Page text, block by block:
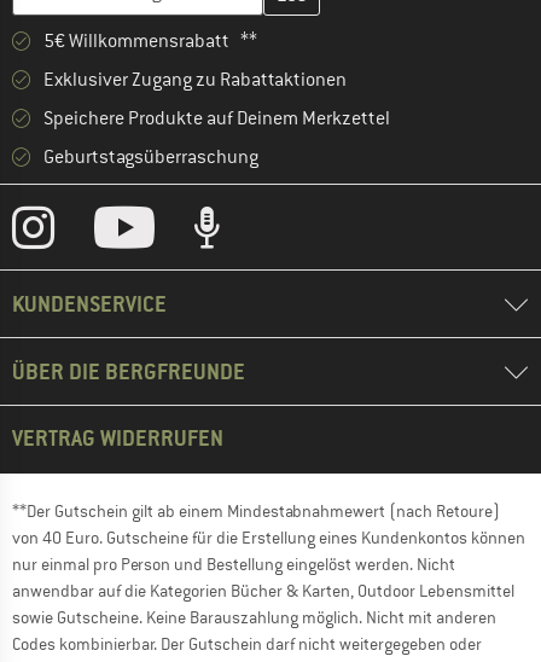
5€ Willkommensrabatt **
Exklusiver Zugang zu Rabattaktionen
Speichere Produkte auf Deinem Merkzettel
Geburtstagsüberraschung
KUNDENSERVICE
ÜBER DIE BERGFREUNDE
VERTRAG WIDERRUFEN
**Der Gutschein gilt ab einem Mindestabnahmewert (nach Retoure)
von 40 Euro. Gutscheine für die Erstellung eines Kundenkontos können
nur einmal pro Person und Bestellung eingelöst werden. Nicht
anwendbar auf die Kategorien Bücher & Karten, Outdoor Lebensmittel
sowie Gutscheine. Keine Barauszahlung möglich. Nicht mit anderen
Codes kombinierbar. Der Gutschein darf nicht weitergegeben oder